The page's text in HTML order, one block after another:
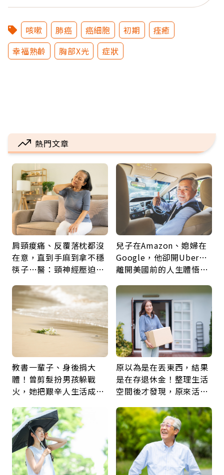
咳嗽 肺癌 癌細胞 初期
痊癒
幸福熟齡
胸部X光 症狀
熱門文章
肩頸痠痛、反覆落枕都沒
在意，直到手麻到拿不穩
筷子…醫：頸神經壓迫上
鍵
兒子在Amazon、媳婦在
Google，他卻開Uber…
離開美國前的人生體悟：
教書一輩子、身後捐大
體！曾剪髮扮男孩躲戰
火，她把艱辛人生活成風
福
原以為是在丟東西，結果
是在存退休金！整理生活
空間後才發現，原來活得